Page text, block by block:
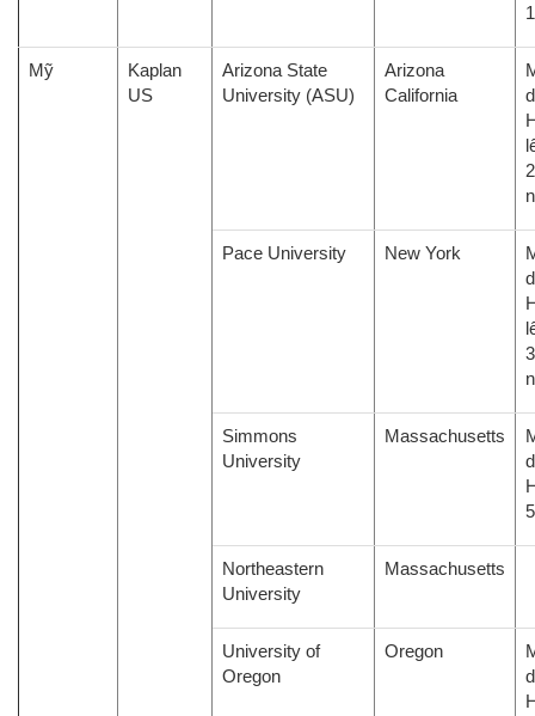
Mỹ
Kaplan
US
Arizona State
University (ASU)
Arizona
California
Pace University New York
Simmons
University
Massachusetts
Northeastern
University
Massachusetts
University of
Oregon
Oregon